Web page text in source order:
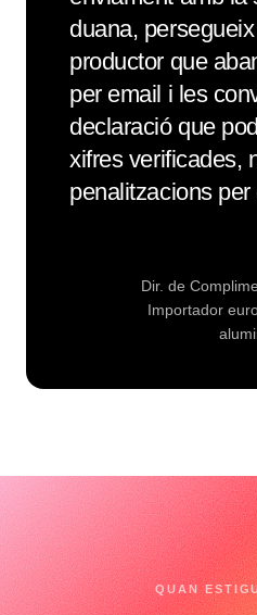
duana,
productor que
per email i les
declaració que
xifres verificades,
penalitzacions per
Dir. de
Importador
QUAN